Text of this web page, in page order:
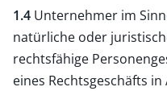
1.4 Unternehmer im
natürliche oder
rechtsfähige
eines Rechtsgeschäfts